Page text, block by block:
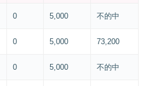
0 5,000 不的中
0 5,000 73,200
0 5,000 不的中